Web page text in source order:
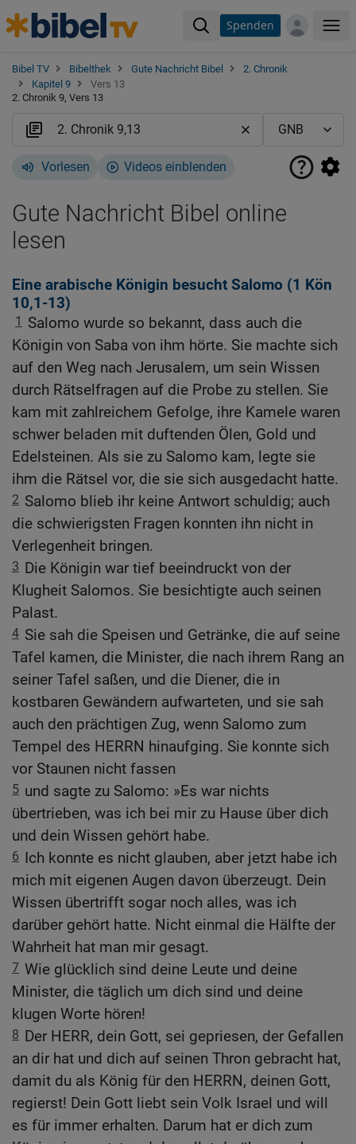
Spenden
Bibel TV Bibelthek Gute Nachricht Bibel
2. Chronik
Kapitel 9
Vers 13
2. Chronik 9, Vers 13
Vorlesen Videos einblenden
Gute Nachricht Bibel online
lesen
Eine arabische Königin besucht Salomo (1 Kön
10,1-13)
1
Salomo wurde so bekannt, dass auch die
Königin von Saba von ihm hörte. Sie machte sich
auf den Weg nach Jerusalem, um sein Wissen
durch Rätselfragen auf die Probe zu stellen. Sie
kam mit zahlreichem Gefolge, ihre Kamele waren
schwer beladen mit duftenden Ölen, Gold und
Edelsteinen. Als sie zu Salomo kam, legte sie
ihm die Rätsel vor, die sie sich ausgedacht hatte.
2 Salomo blieb ihr keine Antwort schuldig; auch
die schwierigsten Fragen konnten ihn nicht in
Verlegenheit bringen.
3 Die Königin war tief beeindruckt von der
Klugheit Salomos. Sie besichtigte auch seinen
Palast.
4 Sie sah die Speisen und Getränke, die auf seine
Tafel kamen, die Minister, die nach ihrem Rang an
seiner Tafel saßen, und die Diener, die in
kostbaren Gewändern aufwarteten, und sie sah
auch den prächtigen Zug, wenn Salomo zum
Tempel des HERRN hinaufging. Sie konnte sich
vor Staunen nicht fassen
5 und sagte zu Salomo: »Es war nichts
übertrieben, was ich bei mir zu Hause über dich
und dein Wissen gehört habe.
6 Ich konnte es nicht glauben, aber jetzt habe ich
mich mit eigenen Augen davon überzeugt. Dein
Wissen übertrifft sogar noch alles, was ich
darüber gehört hatte. Nicht einmal die Hälfte der
Wahrheit hat man mir gesagt.
7 Wie glücklich sind deine Leute und deine
Minister, die täglich um dich sind und deine
klugen Worte hören!
8 Der HERR, dein Gott, sei gepriesen, der Gefallen
an dir hat und dich auf seinen Thron gebracht hat,
damit du als König für den HERRN, deinen Gott,
regierst! Dein Gott liebt sein Volk Israel und will
es für immer erhalten. Darum hat er dich zum